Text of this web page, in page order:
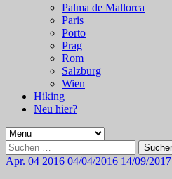
Palma de Mallorca
Paris
Porto
Prag
Rom
Salzburg
Wien
Hiking
Neu hier?
Suchen
nach:
Apr. 04 2016 04/04/2016 14/09/2017